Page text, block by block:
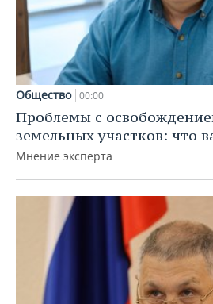
Общество 00:00
Проблемы с
земельных участков: что
Мнение эксперта